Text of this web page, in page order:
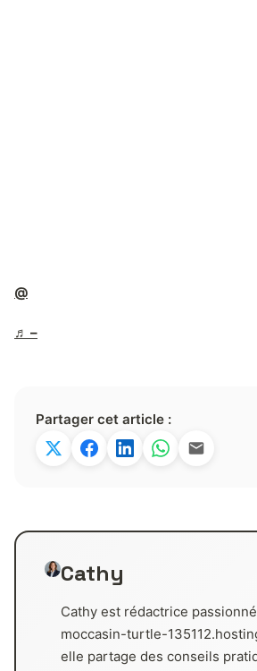
@
♬ –
Partager cet article :
Cathy
Cathy est rédactrice
moccasin-turtle-
elle partage des conseils